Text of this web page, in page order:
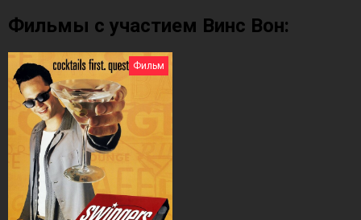
Фильмы с участием Винс Вон:
Фильм